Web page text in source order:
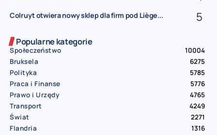
Colruyt otwiera nowy sklep dla firm pod Liège...
Popularne kategorie
Społeczeństwo
10004
Bruksela
6275
Polityka
5785
Praca i Finanse
5776
Prawo i Urzędy
4765
Transport
4249
Świat
2271
Flandria
1316